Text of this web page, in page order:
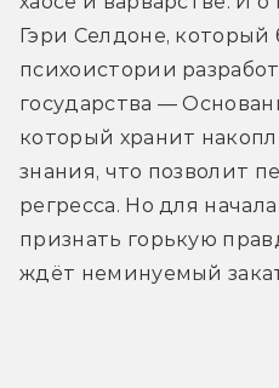
Гэри Селдоне, который
психоистории
государства —
который хранит
знания, что позволит
регресса. Но для
признать горькую
ждёт неминуемый